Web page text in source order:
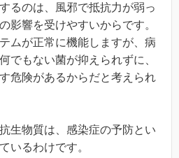
るのは、風邪で抵抗力が弱っ
影響を受けやすいからです。
ムが正常に機能しますが、病
でもない菌が抑えられずに、
危険があるからだと考えられ
生物質は、感染症の予防とい
いるわけです。